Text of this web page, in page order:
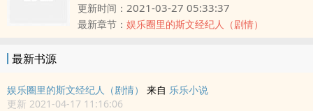
更新时间： 2021-03-27 05:33:37
最新章节： 娱乐圈里的斯文经纪人（剧情）
最新书源
娱乐圈里的斯文经纪人（剧情） 来自 乐乐小说
更新 2021-04-17 11:16:06